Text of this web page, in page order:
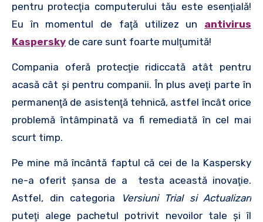
pentru protecţia computerului tău este esenţială!
Eu în momentul de faţă utilizez un antivirus
Kaspersky de care sunt foarte mulţumită!
Compania oferă protecţie ridiccată atât pentru
acasă cât şi pentru companii. În plus aveţi parte în
permanenţă de asistenţă tehnică, astfel încât orice
problemă întâmpinată va fi remediată în cel mai
scurt timp.
Pe mine mă încântă faptul că cei de la Kaspersky
ne-a oferit şansa de a testa această inovaţie.
Astfel, din categoria
Versiuni Trial si Actualizari
puteţi alege pachetul potrivit nevoilor tale şi îl